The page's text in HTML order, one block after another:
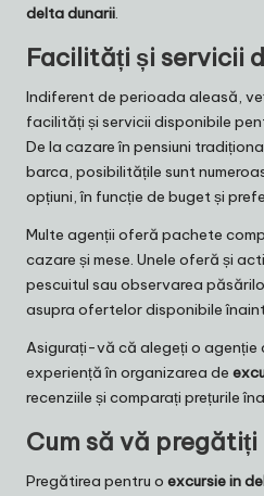
delta dunarii.
Facilități și servicii
Indiferent de perioada aleasă,
facilități și servicii disponibile
De la cazare în pensiuni
barca, posibilitățile sunt
opțiuni, în funcție de buget și
Multe agenții oferă pachete
cazare și mese. Unele oferă și
pescuitul sau observarea
asupra ofertelor disponibile
Asigurați-vă că alegeți o agenție
experiență în organizarea de
recenziile și comparați prețurile
Cum să vă
Pregătirea pentru o excursie in